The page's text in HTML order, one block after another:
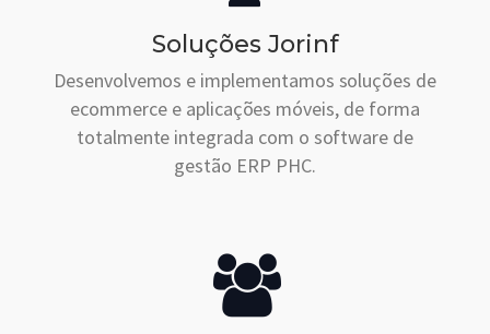
Soluções Jorinf
Desenvolvemos e implementamos soluções de
ecommerce e aplicações móveis, de forma
totalmente integrada com o software de
gestão ERP PHC.